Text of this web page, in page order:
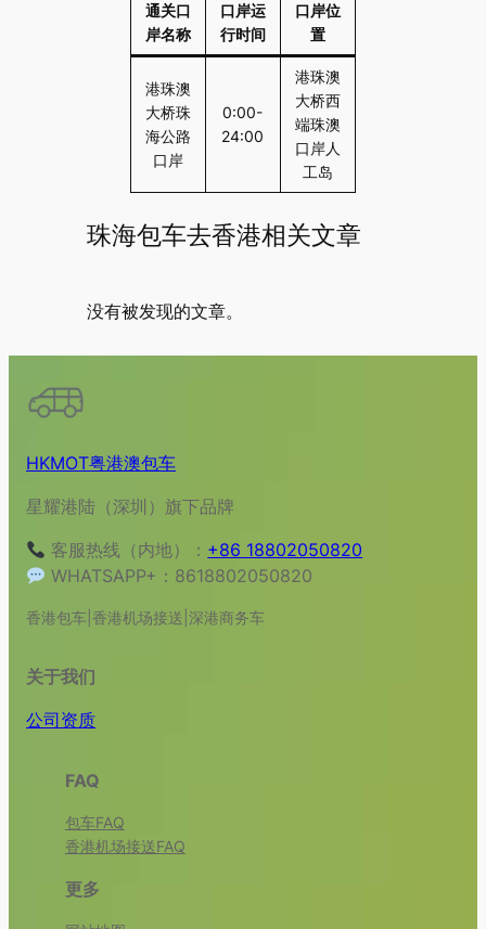
通关口
岸名称
口岸运
行时间
口岸位
置
港珠澳
大桥珠
海公路
口岸
0:00-
24:00
港珠澳
大桥西
端珠澳
口岸人
工岛
珠海包车去香港相关文章
没有被发现的文章。
HKMOT粤港澳包车
星耀港陆（深圳）旗下品牌
客服热线（内地）： +86 18802050820
WHATSAPP+：8618802050820
香港包车|香港机场接送|深港商务车
关于我们
公司资质
FAQ
包车FAQ
香港机场接送FAQ
更多